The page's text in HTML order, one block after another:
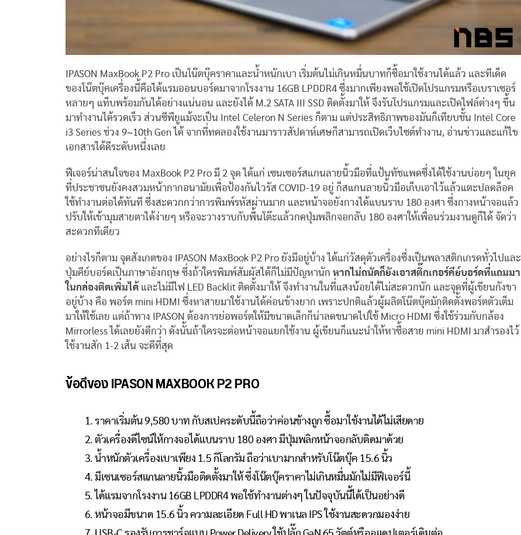
IPASON MaxBook P2 Pro เป็นโน๊ตบุ๊คราคาและน้ำหนักเบา เริ่มต้นไม่เกินหมื่นบาทก็ซื้อมาใช้งานได้แล้ว และทีเด็ด
ของโน๊ตบุ๊คเครื่องนี้คือได้แรมออนบอร์ดมาจากโรงงาน 16GB LPDDR4 ซึ่งมากเพียงพอใช้เปิดโปรแกรมหรือเบราเซอร์
หลายๆ แท็บพร้อมกันได้อย่างแน่นอน และยังได้ M.2 SATA III SSD ติดตั้งมาให้ จึงรันโปรแกรมและเปิดไฟล์ต่างๆ ขึ้น
มาทำงานได้รวดเร็ว ส่วนซีพียูแม้จะเป็น Intel Celeron N Series ก็ตาม แต่ประสิทธิภาพของมันก็เทียบชั้น Intel Core
i3 Series ช่วง 9~10th Gen ได้ จากที่ทดลองใช้งานมาราวสัปดาห์เศษก็สามารถเปิดเว็บไซต์ทำงาน, อ่านข่าวและแก้ไข
เอกสารได้ดีระดับหนึ่งเลย
ฟีเจอร์น่าสนใจของ MaxBook P2 Pro มี 2 จุด ได้แก่ เซนเซอร์สแกนลายนิ้วมือที่แป้นทัชแพดซึ่งได้ใช้งานบ่อยๆ ในยุค
ที่ประชาชนยังคงสวมหน้ากากอนามัยเพื่อป้องกันไวรัส COVID-19 อยู่ ก็สแกนลายนิ้วมือเก็บเอาไว้แล้วแตะปลดล็อค
ใช้ทำงานต่อได้ทันที ซึ่งสะดวกกว่าการพิมพ์รหัสผ่านมาก และหน้าจอยังกางได้แบนราบ 180 องศา ซึ่งกางหน้าจอแล้ว
ปรับให้เข้ามุมสายตาได้ง่ายๆ หรือจะวางราบกับพื้นโต๊ะแล้วกดปุ่มพลิกจอกลับ 180 องศาให้เพื่อนร่วมงานดูก็ได้ จัดว่า
สะดวกทีเดียว
อย่างไรก็ตาม จุดสังเกตของ IPASON MaxBook P2 Pro ยังมีอยู่บ้าง ได้แก่วัสดุตัวเครื่องซึ่งเป็นพลาสติกเกรดทั่วไปและ
ปุ่มคีย์บอร์ดเป็นภาษาอังกฤษ ซึ่งถ้าใครพิมพ์สัมผัสได้ก็ไม่มีปัญหานัก หากไม่ถนัดก็ยังเอาสติ๊กเกอร์คีย์บอร์ดที่แถมมา
ในกล่องติดเพิ่มได้ และไม่มีไฟ LED Backlit ติดตั้งมาให้ จึงทำงานในที่แสงน้อยได้ไม่สะดวกนัก และจุดที่ผู้เขียนกังขา
อยู่บ้าง คือ พอร์ต mini HDMI ซึ่งหาสายมาใช้งานได้ค่อนข้างยาก เพราะปกติแล้วผู้ผลิตโน๊ตบุ๊คมักติดตั้งพอร์ตตัวเต็ม
มาให้ใช้เลย แต่ถ้าทาง IPASON ต้องการย่อพอร์ตให้มีขนาดเล็กก็น่าลดขนาดไปใช้ Micro HDMI ซึ่งใช้ร่วมกับกล้อง
Mirrorless ได้เลยยังดีกว่า ดังนั้นถ้าใครจะต่อหน้าจอแยกใช้งาน ผู้เขียนก็แนะนำให้หาซื้อสาย mini HDMI มาสำรองไว้
ใช้งานสัก 1-2 เส้น จะดีที่สุด
ข้อดีของ IPASON MAXBOOK P2 PRO
ราคาเริ่มต้น 9,580 บาท กับสเปคระดับนี้ถือว่าค่อนข้างถูก ซื้อมาใช้งานได้ไม่เสียดาย
ตัวเครื่องดีไซน์ให้กางจอได้แบนราบ 180 องศา มีปุ่มพลิกหน้าจอกลับติดมาด้วย
น้ำหนักตัวเครื่องเบาเพียง 1.5 กิโลกรัม ถือว่าเบามากสำหรับโน๊ตบุ๊ค 15.6 นิ้ว
มีเซนเซอร์สแกนลายนิ้วมือติดตั้งมาให้ ซึ่งโน๊ตบุ๊คราคาไม่เกินหมื่นมักไม่มีฟีเจอร์นี้
ได้แรมจากโรงงาน 16GB LPDDR4 พอใช้ทำงานต่างๆ ในปัจจุบันนี้ได้เป็นอย่างดี
หน้าจอมีขนาด 15.6 นิ้ว ความละเอียด Full HD พาเนล IPS ใช้งานสะดวกมองง่าย